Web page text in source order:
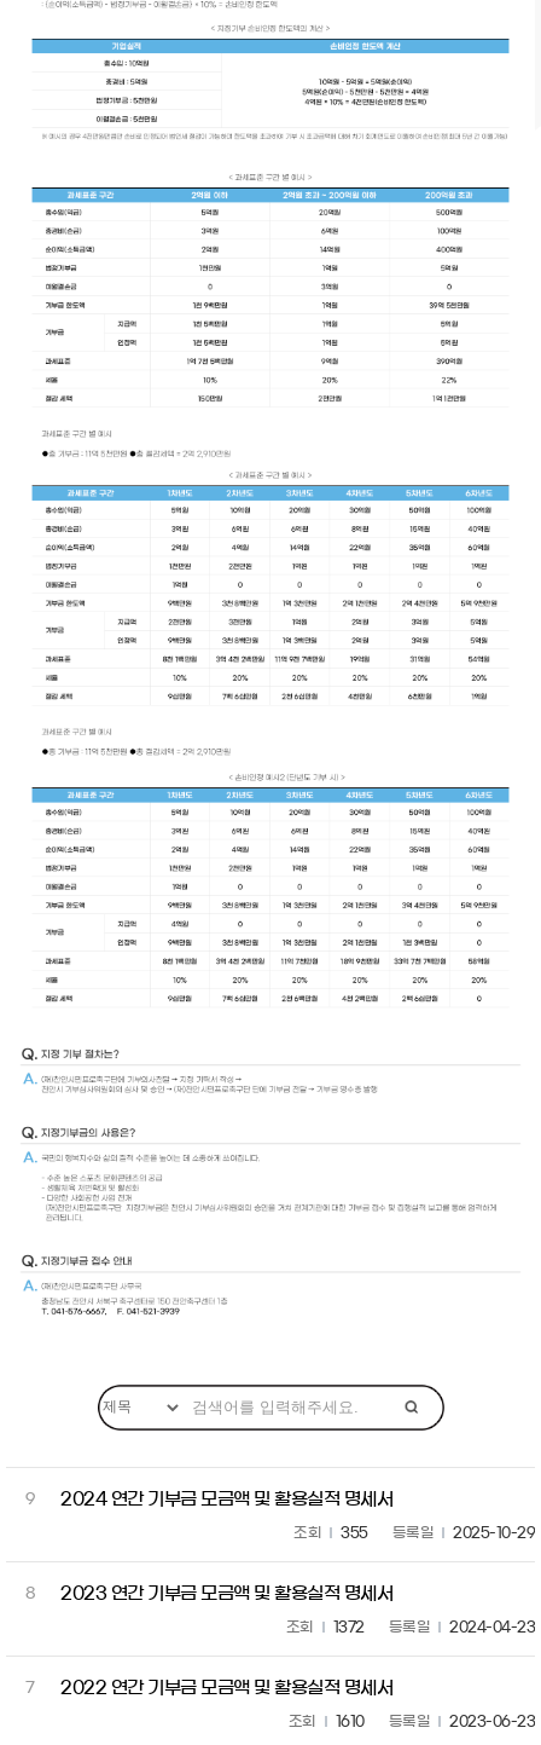
9 2024 연간 기부금 모금액 및 활용실적 명세서
등록일 2025-10-29
조회 355
8 2023 연간 기부금 모금액 및 활용실적 명세서
등록일 2024-04-23
조회 1372
7 2022 연간 기부금 모금액 및 활용실적 명세서
등록일 2023-06-23
조회 1610